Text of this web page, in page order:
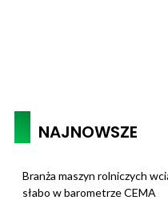
NAJNOWSZE
Branża maszyn rolniczych
słabo w barometrze CEMA